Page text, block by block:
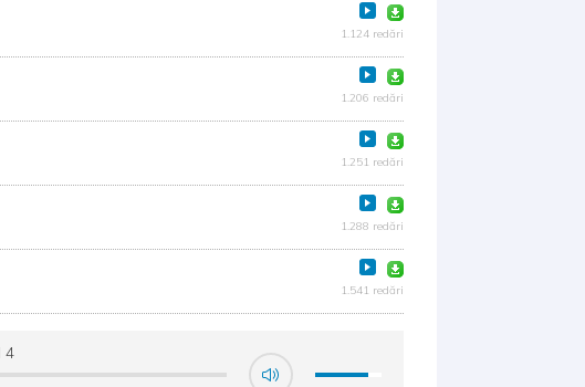
1.124 redări
1.206 redări
1.251 redări
1.288 redări
1.541 redări
4